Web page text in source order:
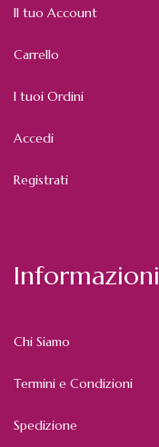
Il tuo Account
Carrello
I tuoi Ordini
Accedi
Registrati
Informazioni
Chi Siamo
Termini e Condizioni
Spedizione